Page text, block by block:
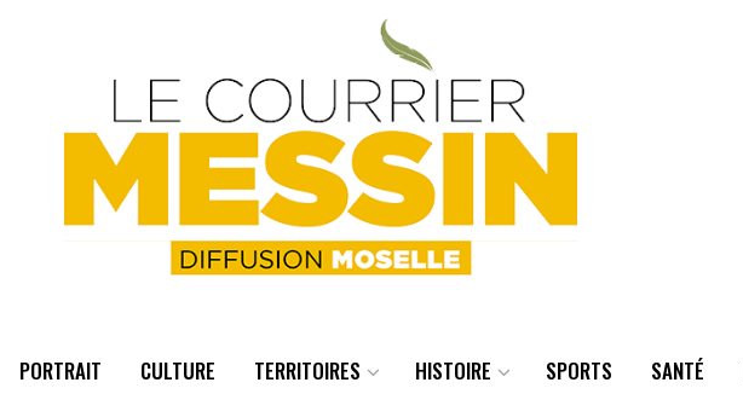
PORTRAIT CULTURE TERRITOIRES HISTOIRE SPORTS SANTÉ